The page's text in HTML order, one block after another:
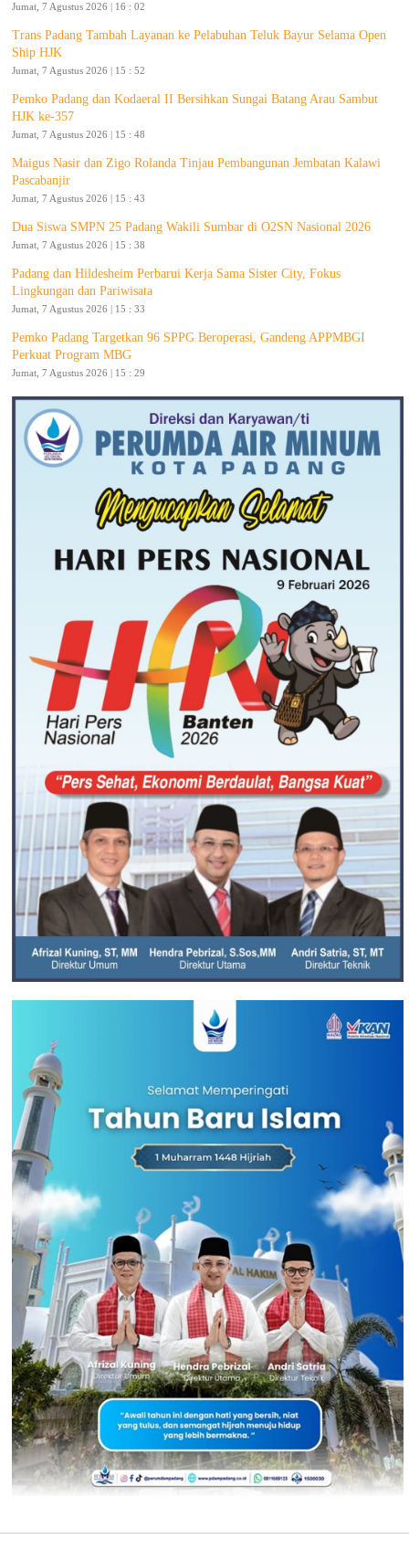
Jumat, 7 Agustus 2026 | 16 : 02
Trans Padang Tambah Layanan ke Pelabuhan Teluk Bayur Selama Open
Ship HJK
Jumat, 7 Agustus 2026 | 15 : 52
Pemko Padang dan Kodaeral II Bersihkan Sungai Batang Arau Sambut
HJK ke-357
Jumat, 7 Agustus 2026 | 15 : 48
Maigus Nasir dan Zigo Rolanda Tinjau Pembangunan Jembatan Kalawi
Pascabanjir
Jumat, 7 Agustus 2026 | 15 : 43
Dua Siswa SMPN 25 Padang Wakili Sumbar di O2SN Nasional 2026
Jumat, 7 Agustus 2026 | 15 : 38
Padang dan Hildesheim Perbarui Kerja Sama Sister City, Fokus
Lingkungan dan Pariwisata
Jumat, 7 Agustus 2026 | 15 : 33
Pemko Padang Targetkan 96 SPPG Beroperasi, Gandeng APPMBGI
Perkuat Program MBG
Jumat, 7 Agustus 2026 | 15 : 29